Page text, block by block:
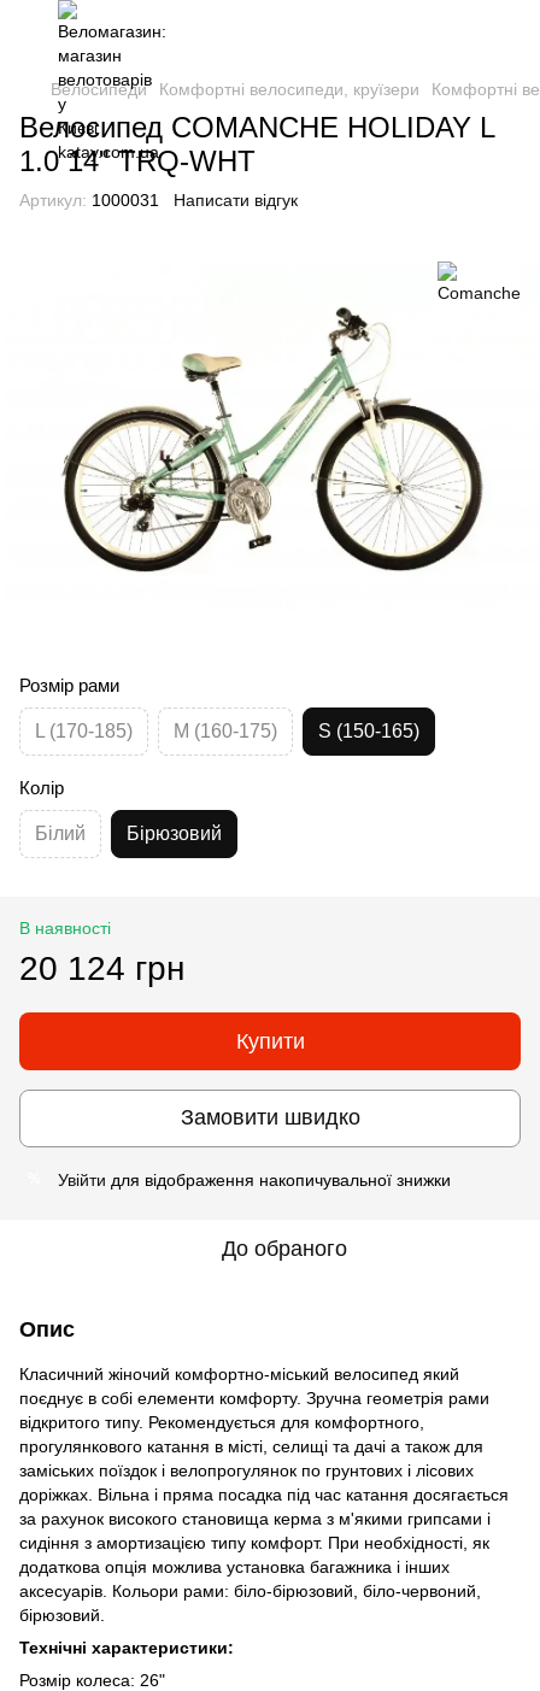
Велосипеди Комфортні велосипеди, круїзери Комфортні
Велосипед COMANCHE HOLIDAY L
1.0 14" TRQ-WHT
Артикул: 1000031 Написати відгук
Розмір рами
L (170-185) M (160-175) S (150-165)
Колір
Білий Бірюзовий
В наявності
20 124 грн
Купити
Замовити швидко
Увійти для відображення накопичувальної знижки
До обраного
Опис
Класичний жіночий комфортно-міський велосипед який
поєднує в собі елементи комфорту. Зручна геометрія рами
відкритого типу. Рекомендується для комфортного,
прогулянкового катання в місті, селищі та дачі а також для
заміських поїздок і велопрогулянок по грунтових і лісових
доріжках. Вільна і пряма посадка під час катання досягається
за рахунок високого становища керма з м'якими грипсами і
сидіння з амортизацією типу комфорт. При необхідності, як
додаткова опція можлива установка багажника і інших
аксесуарів. Кольори рами: біло-бірюзовий, біло-червоний,
бірюзовий.
Технічні характеристики:
Розмір колеса: 26"